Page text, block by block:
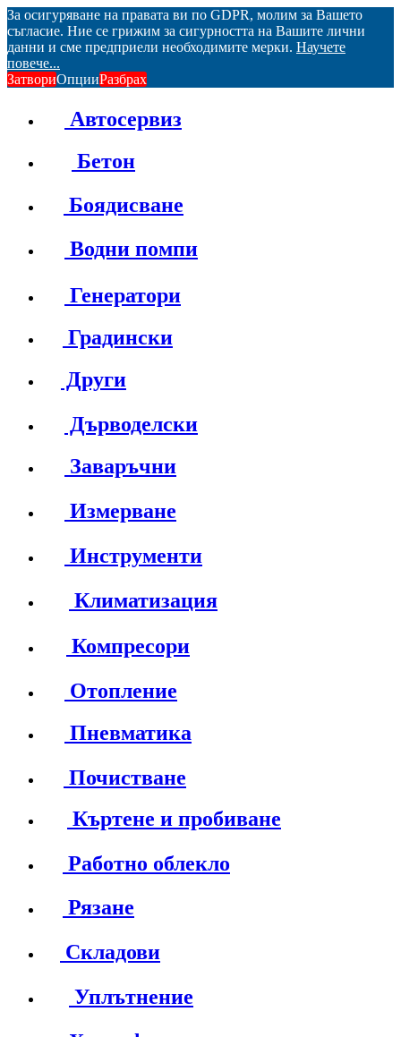
За осигуряване на правата ви по GDPR, молим за Вашето
съгласие. Ние се грижим за сигурността на Вашите лични
данни и сме предприели необходимите мерки. Научете
повече...
ЗатвориОпцииРазбрах
Автосервиз
Бетон
Боядисване
Водни помпи
Генератори
Градински
Други
Дърводелски
Заваръчни
Измерване
Инструменти
Климатизация
Компресори
Отопление
Пневматика
Почистване
Къртене и пробиване
Работно облекло
Рязане
Складови
Уплътнение